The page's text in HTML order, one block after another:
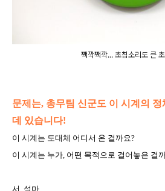
짹깍짹깍... 초침소리도 큰
문제는, 총무팀 신군도 이 시계의
데 있습니다!
이 시계는 도대체 어디서 온 걸까요?
이 시계는 누가, 어떤 목적으로 걸어놓은 걸
서..설마...